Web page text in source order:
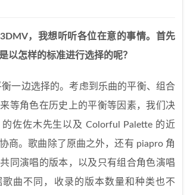
，我想听听各位在意的事情。首先
以怎样的标准进行选择的呢？
一边选择的。考虑到乐曲的平衡、组合
等角色在历史上的平衡等因素，我们决
的佐佐木先生以及 Colorful Palette 的近
商。歌曲除了原曲之外，还有 piapro 角
同演唱的版本，以及只有组合角色演唱
歌曲不同，收录的版本数量和种类也不